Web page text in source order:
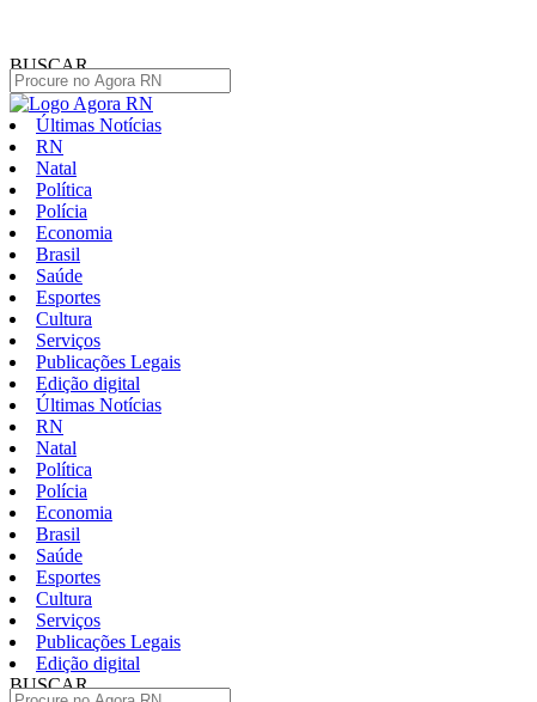
BUSCAR
Últimas Notícias
RN
Natal
Política
Polícia
Economia
Brasil
Saúde
Esportes
Cultura
Serviços
Publicações Legais
Edição digital
Últimas Notícias
RN
Natal
Política
Polícia
Economia
Brasil
Saúde
Esportes
Cultura
Serviços
Publicações Legais
Edição digital
BUSCAR